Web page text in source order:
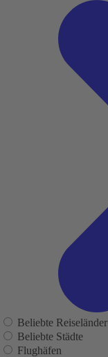
Beliebte Reiseländer
Beliebte Städte
Flughäfen